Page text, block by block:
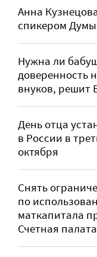
Анна
спикером Думы
Нужна ли
доверенность
внуков, решит
День отца
в России в
октября
Снять
по
маткапитала
Счетная палата